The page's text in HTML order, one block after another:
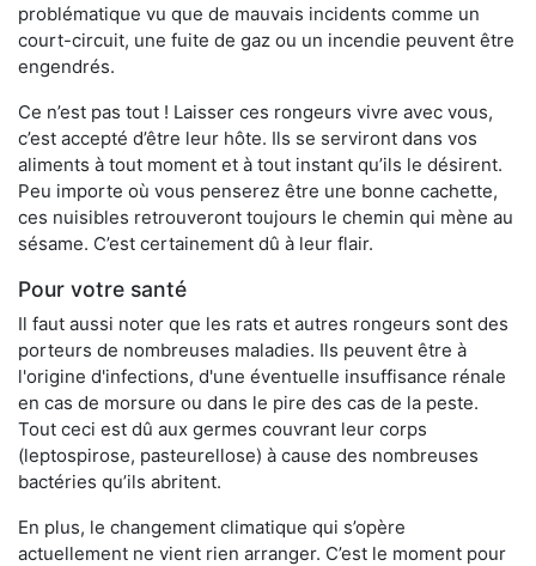
problématique vu que de mauvais incidents comme un
court-circuit, une fuite de gaz ou un incendie peuvent être
engendrés.
Ce n’est pas tout ! Laisser ces rongeurs vivre avec vous,
c’est accepté d’être leur hôte. Ils se serviront dans vos
aliments à tout moment et à tout instant qu’ils le désirent.
Peu importe où vous penserez être une bonne cachette,
ces nuisibles retrouveront toujours le chemin qui mène au
sésame. C’est certainement dû à leur flair.
Pour votre santé
Il faut aussi noter que les rats et autres rongeurs sont des
porteurs de nombreuses maladies. Ils peuvent être à
l'origine d'infections, d'une éventuelle insuffisance rénale
en cas de morsure ou dans le pire des cas de la peste.
Tout ceci est dû aux germes couvrant leur corps
(leptospirose, pasteurellose) à cause des nombreuses
bactéries qu’ils abritent.
En plus, le changement climatique qui s’opère
actuellement ne vient rien arranger. C’est le moment pour